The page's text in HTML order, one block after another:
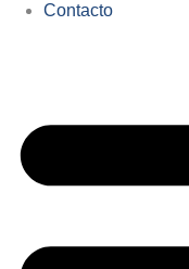
Contacto